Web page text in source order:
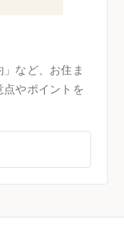
」など、お住ま
やポイントを